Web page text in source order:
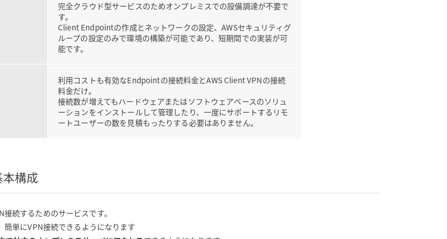
完全クラウド型サービスのためオンプレミスでの設備調達が不要で
す。
Client Endpointの作成とネットワークの設定、AWSセキュリティグ
ループの設定のみで環境の構築が可能であり、短期間での実装が可
能です。
利用コストも有効なEndpointの接続料金とAWS Client VPNの接続
料金だけ。
接続数が増えてもハードウェアまたはソフトウェアベースのソリュ
ーションをインストールして管理したり、一度にサポートするリモ
ートユーザーの数を見積もったりする必要はありません。
構成
続するためのサービスです。
単にVPN接続できるようになります